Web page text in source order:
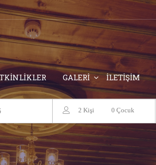
GALERİ İLETİŞİM
2 Kişi 0 Çocuk